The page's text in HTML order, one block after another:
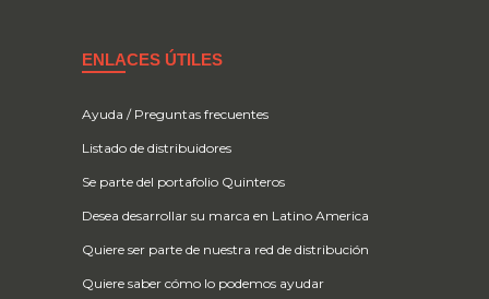
ENLACES ÚTILES
Ayuda / Preguntas frecuentes
Listado de distribuidores
Se parte del portafolio Quinteros
Desea desarrollar su marca en Latino America
Quiere ser parte de nuestra red de distribución
Quiere saber cómo lo podemos ayudar